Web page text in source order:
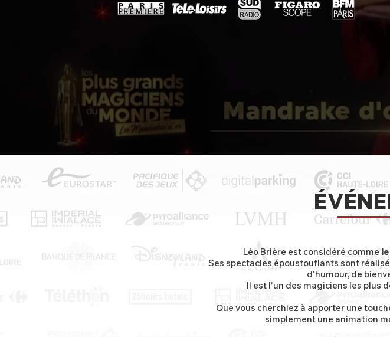
Léo Brière est considéré comme
Ses spectacles époustouflants sont
d'humour, de
Il est l'un des magiciens les plus
Que vous cherchiez à apporter une
simplement une animation